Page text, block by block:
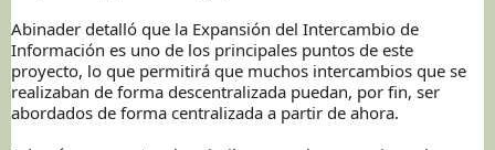
Abinader detalló que la Expansión del Intercambio de
Información es uno de los principales puntos de este
proyecto, lo que permitirá que muchos intercambios que se
realizaban de forma descentralizada puedan, por fin, ser
abordados de forma centralizada a partir de ahora.